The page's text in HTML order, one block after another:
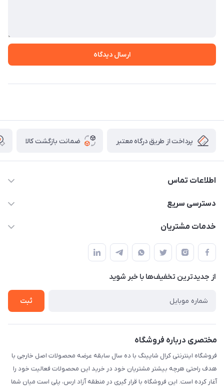
ارسال دیدگاه
پرداخت از طریق درگاه معتبر ضمانت بازگشت کالا
اطلاعات تماس
09141934659
تجاری بین المللی داریوش ، طبقه همکف ، فروشگاه کرال شاپینگ
دسترسی سریع
حساب کاربری
لیست محصولات
درباره ما
خدمات مشتریان
پیگیری سفارش
شیوه های پرداخت
رویه مرجوع کالا
شرایط و قوانین
از جدید‌ترین تخفیف‌ها با‌ خبر شوید
ثبت
مختصری درباره فروشگاه
فروشگاه اینترنتی کرال شاپینگ با ده سال سابقه عرضه محصولات اصل خارجی با
هدف راحتی هرچه بیشتر مشتریان خود در خرید این محصولات فعالیت خود را
آغار کرده است. این فروشگاه با قرار گیری در منطقه آزاد ارس، پلی است میان شما